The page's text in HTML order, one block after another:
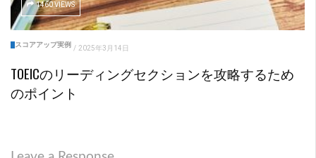
1460 VIEWS
スコアアップ実例 / 2025年3月14日
TOEICのリーディングセクションを攻略するため
のポイント